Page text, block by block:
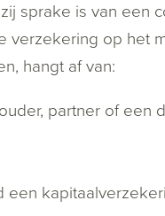
sprake is van een
verzekering op het
hangt af van:
partner of een